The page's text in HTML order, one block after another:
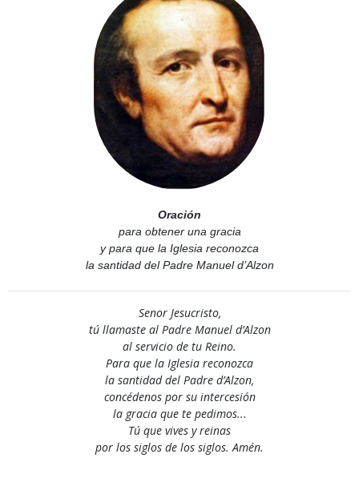
Oración
para obtener una gracia
y para que la Iglesia reconozca
la santidad del Padre Manuel d’Alzon
Senor Jesucristo,
tú llamaste al Padre Manuel d’Alzon
al servicio de tu Reino.
Para que la Iglesia reconozca
la santidad del Padre d’Alzon,
concédenos por su intercesión
la gracia que te pedimos...
Tú que vives y reinas
por los siglos de los siglos. Amén.